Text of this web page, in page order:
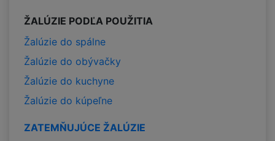
ŽALÚZIE PODĽA POUŽITIA
Žalúzie do spálne
Žalúzie do obývačky
Žalúzie do kuchyne
Žalúzie do kúpeľne
ZATEMŇUJÚCE ŽALÚZIE